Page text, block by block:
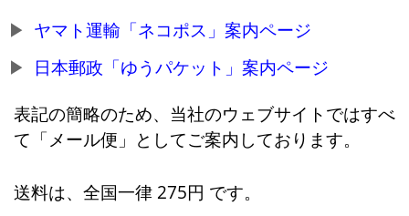
ヤマト運輸「ネコポス」案内ページ
日本郵政「ゆうパケット」案内ページ
表記の簡略のため、当社のウェブサイトではすべ
て「メール便」としてご案内しております。
送料は、全国一律 275円 です。